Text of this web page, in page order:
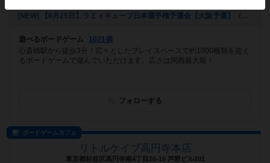
[NEW] 【8月25日】ラミィキューブ日本選手権予選会【大阪予選】（2019年07月13日 21時47分）
遊べるボードゲーム
1021個
心斎橋駅から徒歩3分！広々としたプレイスペースで約1000種類を超え
るボードゲームで遊んでいただけます。広さは関西最大級！
フォローする
ボードゲームカフェ
リトルケイブ高円寺本店
東京都杉並区高円寺南4丁目26-16 芦野ビル201